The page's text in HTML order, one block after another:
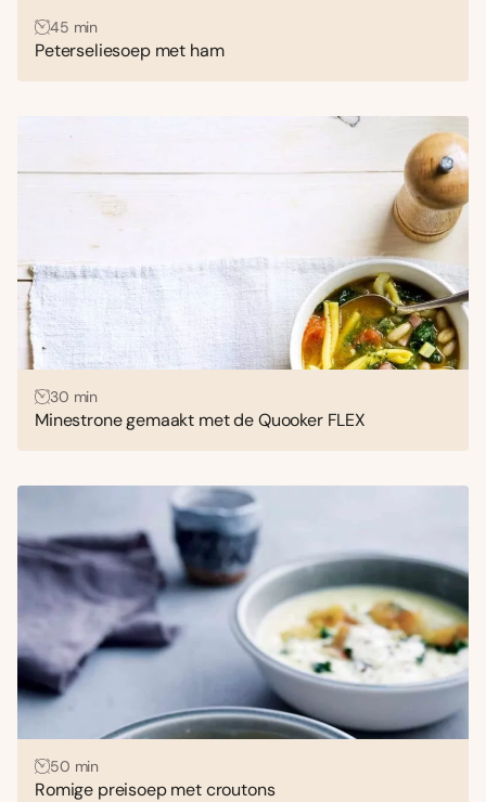
45 min
Peterseliesoep met ham
30 min
Minestrone gemaakt met de Quooker FLEX
50 min
Romige preisoep met croutons